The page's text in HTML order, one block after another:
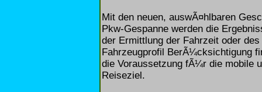
Mit den neuen, auswÃ¤hlbaren
Pkw-Gespanne werden die
der Ermittlung der Fahrzeit oder
Fahrzeugprofil BerÃ¼cksichtigung
die Voraussetzung fÃ¼r die mobile
Reiseziel.